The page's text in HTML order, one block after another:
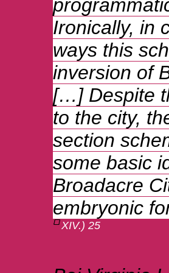
Ironically, in
ways this
inversion of
[…] Despite
to the city,
section
some basic
Broadacre
embryonic
XIV.) 25